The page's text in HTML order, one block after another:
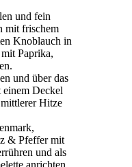
und fein
mit frischem
Knoblauch in
Paprika,
und über das
einem Deckel
Hitze
& Pfeffer mit
und als